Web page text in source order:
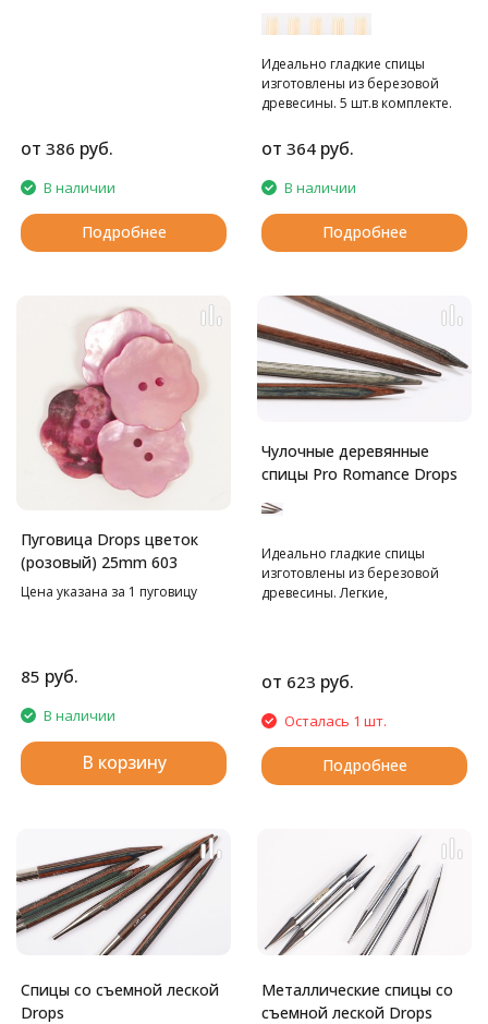
от 386 руб.
В наличии
Подробнее
Идеально гладкие спицы
изготовлены из березовой
древесины. 5 шт.в комплекте.
от 364 руб.
В наличии
Подробнее
Пуговица Drops цветок
(розовый) 25mm 603
Цена указана за 1 пуговицу
85 руб.
В наличии
В корзину
Чулочные деревянные
спицы Pro Romance Drops
Идеально гладкие спицы
изготовлены из березовой
древесины. Легкие,
являются полными аналогами
спиц basix Birch.
от 623 руб.
Осталась 1 шт.
Подробнее
Спицы со съемной леской
Drops
Металлические спицы со
съемной леской Drops